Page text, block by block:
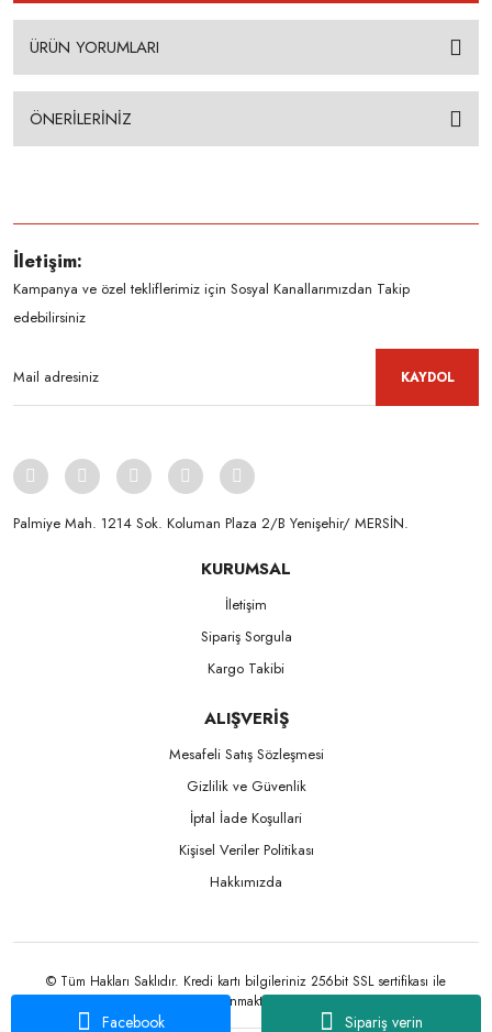
Sipariş verin
Facebook
ÜRÜN YORUMLARI
ÖNERİLERİNİZ
İletişim:
Kampanya ve özel tekliflerimiz için Sosyal Kanallarımızdan Takip
edebilirsiniz
KAYDOL
Palmiye Mah. 1214 Sok. Koluman Plaza 2/B Yenişehir/ MERSİN.ㅤㅤㅤㅤㅤㅤㅤㅤㅤㅤㅤㅤㅤㅤㅤㅤㅤㅤㅤㅤㅤㅤㅤㅤㅤㅤㅤㅤㅤㅤㅤㅤㅤㅤㅤ ㅤㅤㅤㅤㅤㅤㅤㅤㅤㅤ
KURUMSAL
İletişim
Sipariş Sorgula
Kargo Takibi
ALIŞVERİŞ
Mesafeli Satış Sözleşmesi
Gizlilik ve Güvenlik
İptal İade Koşullari
Kişisel Veriler Politikası
Hakkımızda
© Tüm Hakları Saklıdır. Kredi kartı bilgileriniz 256bit SSL sertifikası ile
korunmaktadır.